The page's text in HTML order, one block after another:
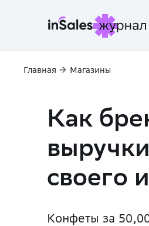
Главная Магазины
Как
своего
Конфеты за